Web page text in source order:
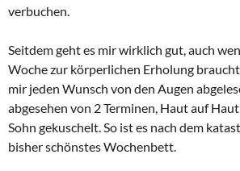
verbuchen.
Seitdem geht es mir wirklich gut, auch
Woche zur körperlichen Erholung
mir jeden Wunsch von den Augen
abgesehen von 2 Terminen, Haut auf
Sohn gekuschelt. So ist es nach dem
bisher schönstes Wochenbett.